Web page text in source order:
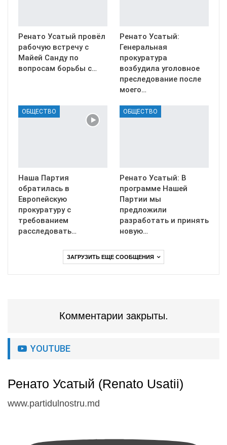
Ренато Усатый провёл
рабочую встречу с
Майей Санду по
вопросам борьбы с…
Ренато Усатый:
Генеральная
прокуратура
возбудила уголовное
преследование после
моего…
ОБЩЕСТВО
Наша Партия
обратилась в
Европейскую
прокуратуру с
требованием
расследовать…
ОБЩЕСТВО
Ренато Усатый: В
программе Нашей
Партии мы
предложили
разработать и принять
новую…
ЗАГРУЗИТЬ ЕЩЕ СООБЩЕНИЯ
Комментарии закрыты.
YOUTUBE
Ренато Усатый (Renato Usatii)
www.partidulnostru.md